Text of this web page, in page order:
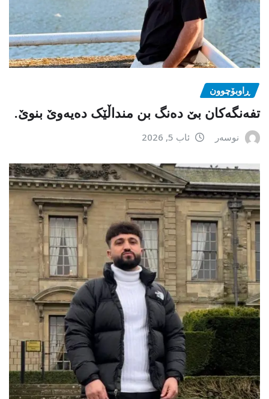
ڕاوبۆچوون
تفەنگەکان بێ دەنگ بن منداڵێک دەیەوێ بنوێ.
نوسەر ئاب 5, 2026